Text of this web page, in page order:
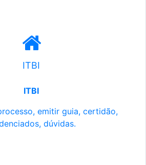
ITBI
ITBI
emitir guia, certidão,
dúvidas.